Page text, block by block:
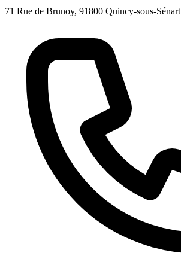
71 Rue de Brunoy, 91800 Quincy-sous-Sénart